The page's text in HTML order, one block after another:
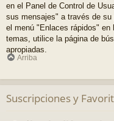
en el Panel de Control de
sus mensajes" a través de
el menú "Enlaces rápidos" en
temas, utilice la página de
apropiadas.
Arriba
Suscripciones y